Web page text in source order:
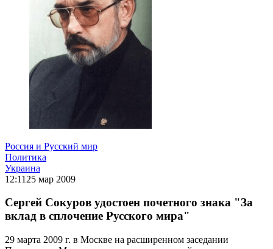
Россия и Русский мир
Политика
Украина
12:11 25 мар 2009
Сергей Сокуров удостоен почетного знака "За
вклад в сплочение Русского мира"
29 марта 2009 г. в Москве на расширенном заседании